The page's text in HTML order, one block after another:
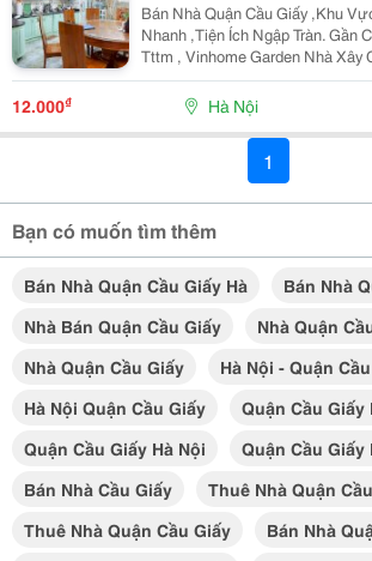
Bán Nhà Quận Cầu Giấy ,Khu
Nhanh ,Tiện Ích Ngập Tràn. Gần Các Trường Đại Học ,
Tttm , Vinhome Garden Nhà Xây
Huyết.thoáng Trước Sau , Gần
12.000₫ Hà Nội
1
Bạn có muốn tìm thêm
Bán Nhà Quận Cầu Giấy Hà
Bán Nhà
Nhà Bán Quận Cầu Giấy
Nhà Quận
Nhà Quận Cầu Giấy
Hà Nội - Quận
Hà Nội Quận Cầu Giấy
Quận Cầu Giấy
Quận Cầu Giấy Hà Nội
Quận Cầu Giấy
Bán Nhà Cầu Giấy
Thuê Nhà Quận
Thuê Nhà Quận Cầu Giấy
Bán Nhà